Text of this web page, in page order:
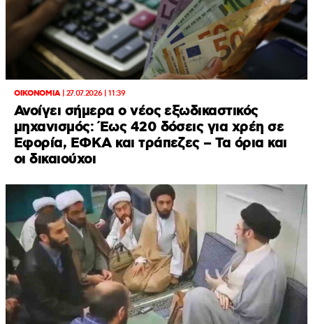
ΟΙΚΟΝΟΜΙΑ| 27.07.2026 | 11:39
Ανοίγει σήμερα ο νέος εξωδικαστικός
μηχανισμός: Έως 420 δόσεις για χρέη σε
Εφορία, ΕΦΚΑ και τράπεζες – Τα όρια και
οι δικαιούχοι